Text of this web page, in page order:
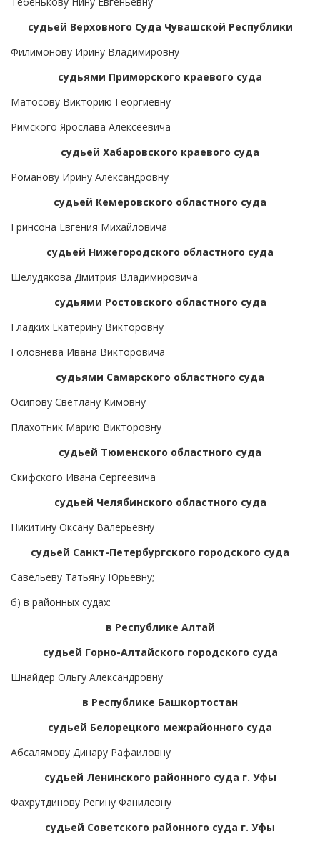
судьей Верховного Суда Чувашской Республики
Филимонову Ирину Владимировну
судьями Приморского краевого суда
Матосову Викторию Георгиевну
Римского Ярослава Алексеевича
судьей Хабаровского краевого суда
Романову Ирину Александровну
судьей Кемеровского областного суда
Гринсона Евгения Михайловича
судьей Нижегородского областного суда
Шелудякова Дмитрия Владимировича
судьями Ростовского областного суда
Гладких Екатерину Викторовну
Головнева Ивана Викторовича
судьями Самарского областного суда
Осипову Светлану Кимовну
Плахотник Марию Викторовну
судьей Тюменского областного суда
Скифского Ивана Сергеевича
судьей Челябинского областного суда
Никитину Оксану Валерьевну
судьей Санкт-Петербургского городского суда
Савельеву Татьяну Юрьевну;
б) в районных судах:
в Республике Алтай
судьей Горно-Алтайского городского суда
Шнайдер Ольгу Александровну
в Республике Башкортостан
судьей Белорецкого межрайонного суда
Абсалямову Динару Рафаиловну
судьей Ленинского районного суда г. Уфы
Фахрутдинову Регину Фанилевну
судьей Советского районного суда г. Уфы